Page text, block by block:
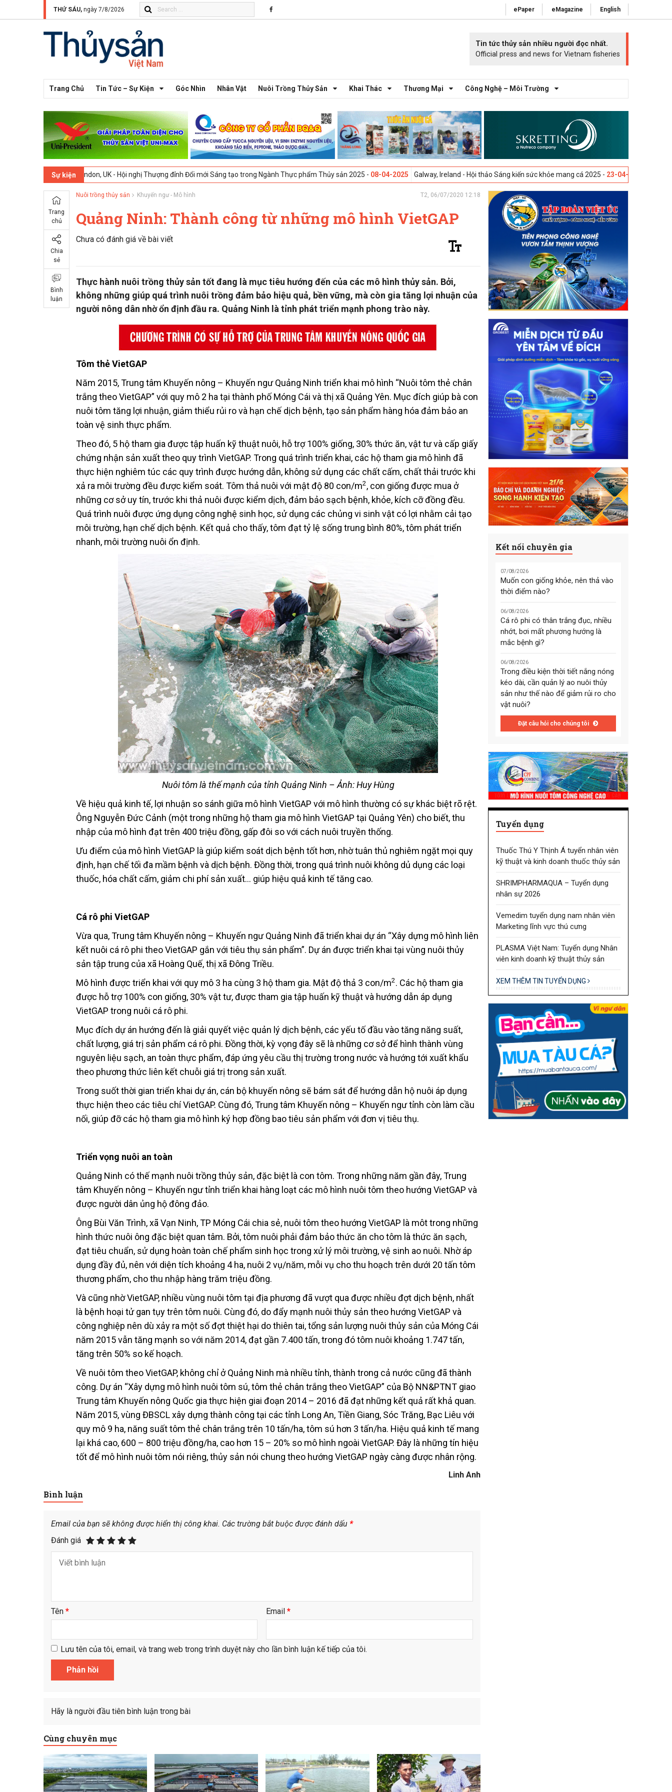
THỨ SÁU, ngày 7/8/2026 ePaper eMagazine English
Tin tức thủy sản nhiều người đọc nhất.
Official press and news for Vietnam fisheries
Trang Chủ Tin Tức – Sự Kiện Góc Nhìn Nhân Vật Nuôi Trồng Thủy Sản Khai Thác Thương Mại Công Nghệ – Môi Trường
Sự kiện
London, UK - Hội nghị Thượng đỉnh Đổi mới Sáng tạo trong Ngành Thực phẩm Thủy sản 2025 -08-04-2025 Galway, Ireland - Hội thảo Sáng kiến sức khỏe mang cá 2025 - 23-04-2025 Vigo, Tây Ban Nha -
Trang
chủ
Chia
sẻ
Bình
luận
Nuôi trồng thủy sản Khuyến ngư - Mô hình T2, 06/07/2020 12:18
Quảng Ninh: Thành công từ những mô hình VietGAP
Chưa có đánh giá về bài viết
Thực hành nuôi trồng thủy sản tốt đang là mục tiêu hướng đến của các mô hình thủy sản. Bởi,
không những giúp quá trình nuôi trồng đảm bảo hiệu quả, bền vững, mà còn gia tăng lợi nhuận của
người nông dân nhờ ổn định đầu ra. Quảng Ninh là tỉnh phát triển mạnh phong trào này.
Tôm thẻ VietGAP
Năm 2015, Trung tâm Khuyến nông – Khuyến ngư Quảng Ninh triển khai mô hình “Nuôi tôm thẻ chân
trắng theo VietGAP” với quy mô 2 ha tại thành phố Móng Cái và thị xã Quảng Yên. Mục đích giúp bà con
nuôi tôm tăng lợi nhuận, giảm thiểu rủi ro và hạn chế dịch bệnh, tạo sản phẩm hàng hóa đảm bảo an
toàn vệ sinh thực phẩm.
Theo đó, 5 hộ tham gia được tập huấn kỹ thuật nuôi, hỗ trợ 100% giống, 30% thức ăn, vật tư và cấp giấy
chứng nhận sản xuất theo quy trình VietGAP. Trong quá trình triển khai, các hộ tham gia mô hình đã
thực hiện nghiêm túc các quy trình được hướng dẫn, không sử dụng các chất cấm, chất thải trước khi
xả ra môi trường đều được kiểm soát. Tôm thả nuôi với mật độ 80 con/m2, con giống được mua ở
những cơ sở uy tín, trước khi thả nuôi được kiểm dịch, đảm bảo sạch bệnh, khỏe, kích cỡ đồng đều.
Quá trình nuôi được ứng dụng công nghệ sinh học, sử dụng các chủng vi sinh vật có lợi nhằm cải tạo
môi trường, hạn chế dịch bệnh. Kết quả cho thấy, tôm đạt tỷ lệ sống trung bình 80%, tôm phát triển
nhanh, môi trường nuôi ổn định.
Nuôi tôm là thế mạnh của tỉnh Quảng Ninh – Ảnh: Huy Hùng
Về hiệu quả kinh tế, lợi nhuận so sánh giữa mô hình VietGAP với mô hình thường có sự khác biệt rõ rệt.
Ông Nguyễn Đức Cảnh (một trong những hộ tham gia mô hình VietGAP tại Quảng Yên) cho biết, thu
nhập của mô hình đạt trên 400 triệu đồng, gấp đôi so với cách nuôi truyền thống.
Ưu điểm của mô hình VietGAP là giúp kiểm soát dịch bệnh tốt hơn, nhờ tuân thủ nghiêm ngặt mọi quy
định, hạn chế tối đa mầm bệnh và dịch bệnh. Đồng thời, trong quá trình nuôi không dủ dụng các loại
thuốc, hóa chất cấm, giảm chi phí sản xuất… giúp hiệu quả kinh tế tăng cao.
Cá rô phi VietGAP
Vừa qua, Trung tâm Khuyến nông – Khuyến ngư Quảng Ninh đã triển khai dự án “Xây dựng mô hình liên
kết nuôi cá rô phi theo VietGAP gắn với tiêu thụ sản phẩm”. Dự án được triển khai tại vùng nuôi thủy
sản tập trung của xã Hoàng Quế, thị xã Đông Triều.
Mô hình được triển khai với quy mô 3 ha cùng 3 hộ tham gia. Mật độ thả 3 con/m2. Các hộ tham gia
được hỗ trợ 100% con giống, 30% vật tư, được tham gia tập huấn kỹ thuật và hướng dẫn áp dụng
VietGAP trong nuôi cá rô phi.
Mục đích dự án hướng đến là giải quyết việc quản lý dịch bệnh, các yếu tố đầu vào tăng năng suất,
chất lượng, giá trị sản phẩm cá rô phi. Đồng thời, kỳ vọng đây sẽ là những cơ sở để hình thành vùng
nguyên liệu sạch, an toàn thực phẩm, đáp ứng yêu cầu thị trường trong nước và hướng tới xuất khẩu
theo phương thức liên kết chuỗi giá trị trong sản xuất.
Trong suốt thời gian triển khai dự án, cán bộ khuyến nông sẽ bám sát để hướng dẫn hộ nuôi áp dụng
thực hiện theo các tiêu chí VietGAP. Cùng đó, Trung tâm Khuyến nông – Khuyến ngư tỉnh còn làm cầu
nối, giúp đỡ các hộ tham gia mô hình ký hợp đồng bao tiêu sản phẩm với đơn vị tiêu thụ.
Triển vọng nuôi an toàn
Quảng Ninh có thế mạnh nuôi trồng thủy sản, đặc biệt là con tôm. Trong những năm gần đây, Trung
tâm Khuyến nông – Khuyến ngư tỉnh triển khai hàng loạt các mô hình nuôi tôm theo hướng VietGAP và
được người dân ủng hộ đông đảo.
Ông Bùi Văn Trình, xã Vạn Ninh, TP Móng Cái chia sẻ, nuôi tôm theo hướng VietGAP là môt trong những
hình thức nuôi ông đặc biệt quan tâm. Bởi, tôm nuôi phải đảm bảo thức ăn cho tôm là thức ăn sạch,
đạt tiêu chuẩn, sử dụng hoàn toàn chế phẩm sinh học trong xử lý môi trường, vệ sinh ao nuôi. Nhờ áp
dụng đầy đủ, nên với diện tích khoảng 4 ha, nuôi 2 vụ/năm, mỗi vụ cho thu hoạch trên dưới 20 tấn tôm
thương phẩm, cho thu nhập hàng trăm triệu đồng.
Và cũng nhờ VietGAP, nhiều vùng nuôi tôm tại địa phương đã vượt qua được nhiều đợt dịch bệnh, nhất
là bệnh hoại tử gan tụy trên tôm nuôi. Cùng đó, do đẩy mạnh nuôi thủy sản theo hướng VietGAP và
công nghiệp nên dù xảy ra một số đợt thiệt hại do thiên tai, tổng sản lượng nuôi thủy sản của Móng Cái
năm 2015 vẫn tăng mạnh so với năm 2014, đạt gần 7.400 tấn, trong đó tôm nuôi khoảng 1.747 tấn,
tăng trên 50% so kế hoạch.
Về nuôi tôm theo VietGAP, không chỉ ở Quảng Ninh mà nhiều tỉnh, thành trong cả nước cũng đã thành
công. Dự án “Xây dựng mô hình nuôi tôm sú, tôm thẻ chân trắng theo VietGAP” của Bộ NN&PTNT giao
Trung tâm Khuyến nông Quốc gia thực hiện giai đoạn 2014 – 2016 đã đạt những kết quả rất khả quan.
Năm 2015, vùng ĐBSCL xây dựng thành công tại các tỉnh Long An, Tiền Giang, Sóc Trăng, Bạc Liêu với
quy mô 9 ha, năng suất tôm thẻ chân trắng trên 10 tấn/ha, tôm sú hơn 3 tấn/ha. Hiệu quả kinh tế mang
lại khá cao, 600 – 800 triệu đồng/ha, cao hơn 15 – 20% so mô hình ngoài VietGAP. Đây là những tín hiệu
tốt để mô hình nuôi tôm nói riêng, thủy sản nói chung theo hướng VietGAP ngày càng được nhân rộng.
Linh Anh
Bình luận
Email của bạn sẽ không được hiển thị công khai. Các trường bắt buộc được đánh dấu *
Đánh giá
Tên * Email*
Lưu tên của tôi, email, và trang web trong trình duyệt này cho lần bình luận kế tiếp của tôi.
Hãy là người đầu tiên bình luận trong bài
Cùng chuyên mục
Kết nối chuyên gia
07/08/2026
Muốn con giống khỏe, nên thả vào
thời điểm nào?
06/08/2026
Cá rô phi có thân trắng đục, nhiều
nhớt, bơi mất phương hướng là
mắc bệnh gì?
06/08/2026
Trong điều kiện thời tiết nắng nóng
kéo dài, cần quản lý ao nuôi thủy
sản như thế nào để giảm rủi ro cho
vật nuôi?
Đặt câu hỏi cho chúng tôi
Tuyển dụng
Thuốc Thú Y Thịnh Á tuyển nhân viên
kỹ thuật và kinh doanh thuốc thủy sản
SHRIMPHARMAQUA – Tuyển dụng
nhân sự 2026
Vemedim tuyển dụng nam nhân viên
Marketing lĩnh vực thú cưng
PLASMA Việt Nam: Tuyển dụng Nhân
viên kinh doanh kỹ thuật thủy sản
XEM THÊM TIN TUYỂN DỤNG